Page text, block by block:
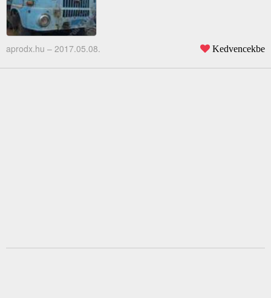
aprodx.hu – 2017.05.08. Kedvencekbe